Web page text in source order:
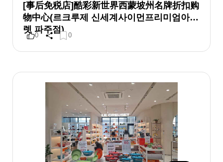
[事后免税店]酷彩新世界西蒙坡州名牌折扣购
物中心(르크루제 신세계사이먼프리미엄아울
렛 파주점)
0 0